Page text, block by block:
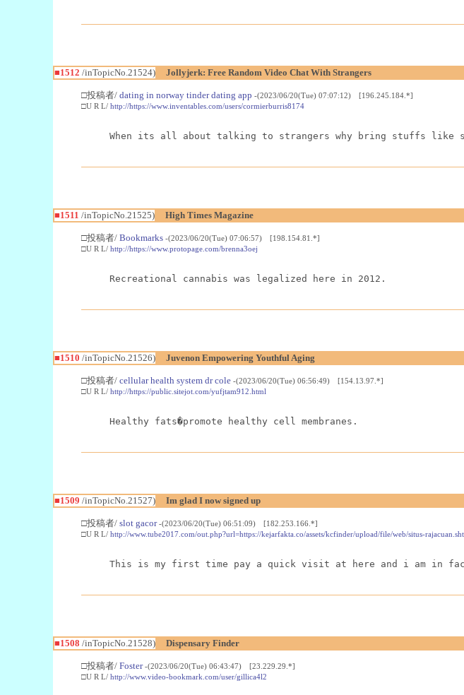
■1512 /inTopicNo.21524) Jollyjerk: Free Random Video Chat With Strangers
□投稿者/ dating in norway tinder dating app -(2023/06/20(Tue) 07:07:12) [196.245.184.*]
□U R L/ http://https://www.inventables.com/users/cormierburris8174
When its all about talking to strangers why bring stuffs
■1511 /inTopicNo.21525) High Times Magazine
□投稿者/ Bookmarks -(2023/06/20(Tue) 07:06:57) [198.154.81.*]
□U R L/ http://https://www.protopage.com/brenna3oej
Recreational cannabis was legalized here in 2012.
■1510 /inTopicNo.21526) Juvenon Empowering Youthful Aging
□投稿者/ cellular health system dr cole -(2023/06/20(Tue) 06:56:49) [154.13.97.*]
□U R L/ http://https://public.sitejot.com/yufjtam912.html
Healthy fats�promote healthy cell membranes.
■1509 /inTopicNo.21527) Im glad I now signed up
□投稿者/ slot gacor -(2023/06/20(Tue) 06:51:09) [182.253.166.*]
□U R L/ http://www.tube2017.com/out.php?url=https://kejarfakta.co/assets/kcfinder/upload/file/web/situs-
This is my first time pay a quick visit at here and i am in
■1508 /inTopicNo.21528) Dispensary Finder
□投稿者/ Foster -(2023/06/20(Tue) 06:43:47) [23.229.29.*]
□U R L/ http://www.video-bookmark.com/user/gillica4l2